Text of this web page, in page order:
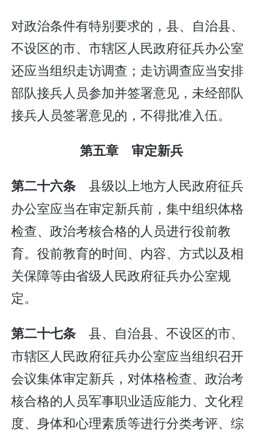
对政治条件有特别要求的，县、自治县、
不设区的市、市辖区人民政府征兵办公室
还应当组织走访调查；走访调查应当安排
部队接兵人员参加并签署意见，未经部队
接兵人员签署意见的，不得批准入伍。
第五章 审定新兵
第二十六条 县级以上地方人民政府征兵
办公室应当在审定新兵前，集中组织体格
检查、政治考核合格的人员进行役前教
育。役前教育的时间、内容、方式以及相
关保障等由省级人民政府征兵办公室规
定。
第二十七条 县、自治县、不设区的市、
市辖区人民政府征兵办公室应当组织召开
会议集体审定新兵，对体格检查、政治考
核合格的人员军事职业适应能力、文化程
度、身体和心理素质等进行分类考评、综